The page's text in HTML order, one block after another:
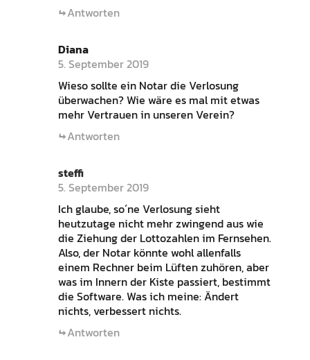
Antworten
Diana
5. September 2019
Wieso sollte ein Notar die Verlosung
überwachen? Wie wäre es mal mit etwas
mehr Vertrauen in unseren Verein?
Antworten
steffi
5. September 2019
Ich glaube, so´ne Verlosung sieht
heutzutage nicht mehr zwingend aus wie
die Ziehung der Lottozahlen im Fernsehen.
Also, der Notar könnte wohl allenfalls
einem Rechner beim Lüften zuhören, aber
was im Innern der Kiste passiert, bestimmt
die Software. Was ich meine: Ändert
nichts, verbessert nichts.
Antworten